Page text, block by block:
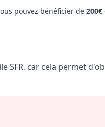
pouvez bénéficier de 200€
SFR, car cela permet